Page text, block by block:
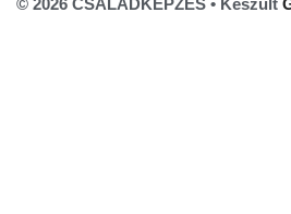
© 2026 CSALÁDKÉPZÉS • Készült